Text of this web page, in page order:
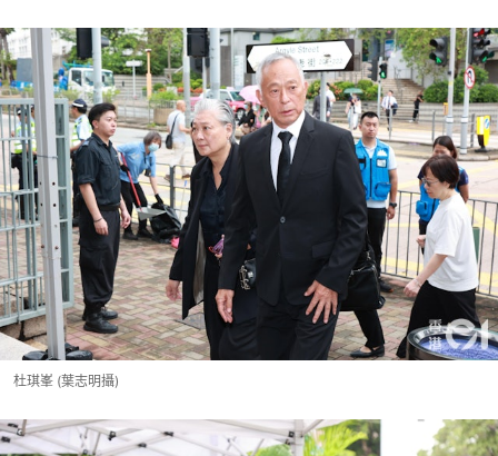
杜琪峯 (葉志明攝)